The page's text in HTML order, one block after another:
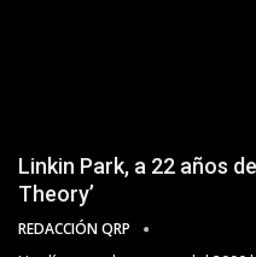
Linkin Park, a 22 años
Theory’
REDACCIÓN QRP